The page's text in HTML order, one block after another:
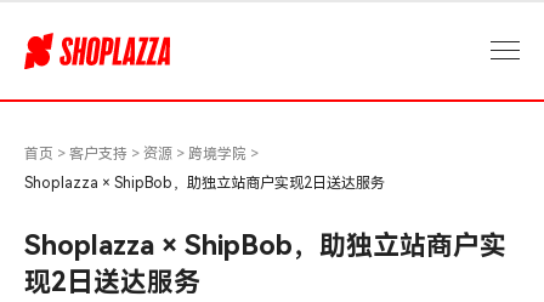
ShipBob，
助
首页 > 客户支持 > 资源 > 跨境学院 >
Shoplazza × ShipBob，助独立站商户实现2日送达服务
Shoplazza × ShipBob，助独立站商户实
现2日送达服务